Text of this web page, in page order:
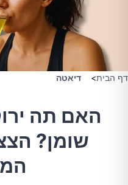
דף הבית> דיאטה
האם תה
שומן?